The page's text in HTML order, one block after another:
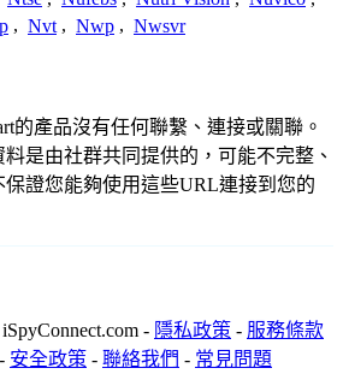
, Nvt , Nwp , Nwsvr
的產品沒有任何聯繫、連接或關聯。
是由社群共同提供的，可能不完整、
證您能夠使用這些URL連接到您的
- 隱私政策 - 服務條款
- 安全政策 - 聯絡我們 - 常見問題